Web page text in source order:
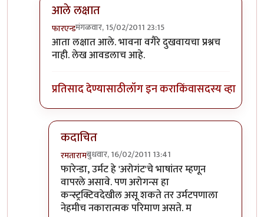
आले लक्षात
फारएन्डमंगळवार, 15/02/2011 23:15
In reply toनाही शब्दशः अर्थाने रिचर्डसbyमृत्युन्जय
आता लक्षात आले. भावना वगैरे दुखवायचा प्रश्नच
नाही. लेख आवडलाच आहे.
प्रतिसाद देण्यासाठीलॉग इन कराकिंवासदस्य व्हा
कदाचित
रमतारामबुधवार, 16/02/2011 13:41
In reply toआले लक्षातbyफारएन्ड
फारेन्डा, उर्मट हे 'अरोगंट'चे भाषांतर म्हणून
वापरले असावे. पण अरोगन्स हा
कन्स्ट्रक्टिवदेखील असू शकते तर उर्मटपणाला
नेहमीच नकारात्मक परिमाण असते. म